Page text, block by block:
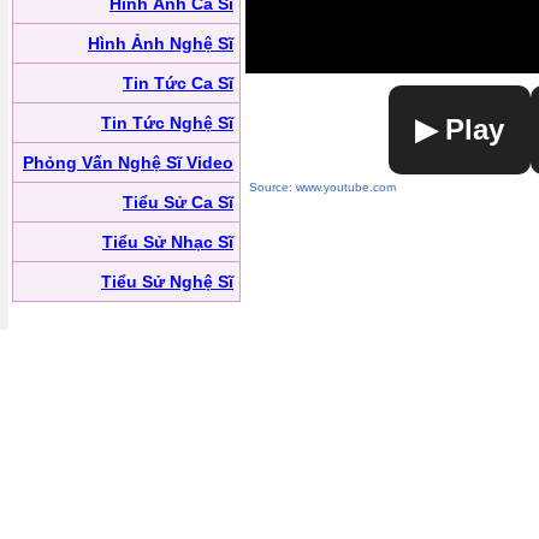
Hình Ảnh Nghệ Sĩ
Tin Tức Ca Sĩ
Tin Tức Nghệ Sĩ
Phỏng Vấn Nghệ Sĩ Video
Tiểu Sử Ca Sĩ
Tiểu Sử Nhạc Sĩ
Tiểu Sử Nghệ Sĩ
▶ Play
Source: www.youtube.com